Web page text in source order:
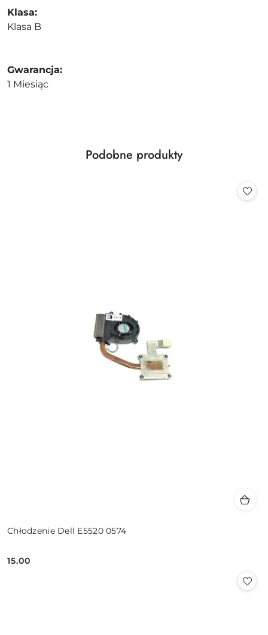
Klasa:
Klasa B
Gwarancja:
1 Miesiąc
Pomiń karuzelę produktów
Produkty
Podobne produkty
Chłodzenie Dell E5520 0574
Cena:
15.00